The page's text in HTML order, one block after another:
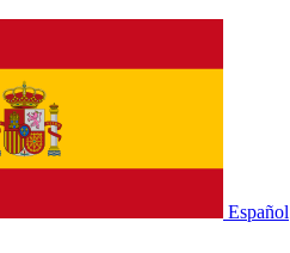
Español